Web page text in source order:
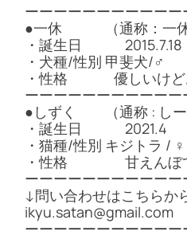
ーーーーーーーーーー
●一休 （通称：一休
・誕生日 2015.7.18
・犬種/性別 甲斐犬/♂
・性格 優しいけど
ーーーーーーーーーー
●しずく （通称 : しー
・誕生日 2021.4
・猫種/性別 キジトラ / ♀
・性格 甘えんぼ
ーーーーーーーーーー
↓問い合わせはこちらか
ikyu.satan@gmail.com
ーーーーーーーーーー